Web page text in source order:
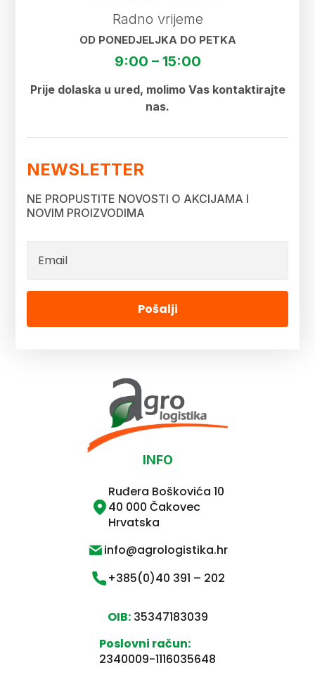
Radno vrijeme
OD PONEDJELJKA DO PETKA
9:00 – 15:00
Prije dolaska u ured, molimo Vas kontaktirajte
nas.
NEWSLETTER
NE PROPUSTITE NOVOSTI O AKCIJAMA I
NOVIM PROIZVODIMA
Pošalji
INFO
Ruđera Boškovića 10
40 000 Čakovec
Hrvatska
info@agrologistika.hr
+385(0)40 391 – 202
OIB:35347183039
Poslovni račun:
2340009-1116035648